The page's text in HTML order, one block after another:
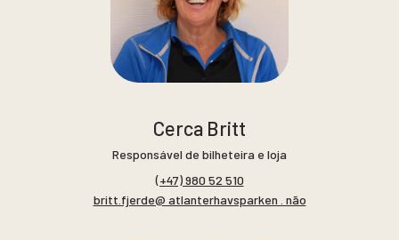
Cerca Britt
Responsável de bilheteira e loja
(+47) 980 52 510
britt.fjerde@ atlanterhavsparken . não